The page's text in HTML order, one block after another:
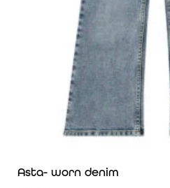
Asta- worn denim